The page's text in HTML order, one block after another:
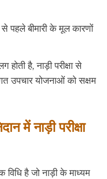
से पहले बीमारी के मूल कारणों
है, नाड़ी परीक्षा से
उपचार योजनाओं को सक्षम
में नाड़ी परीक्षा
विधि है जो नाड़ी के माध्यम